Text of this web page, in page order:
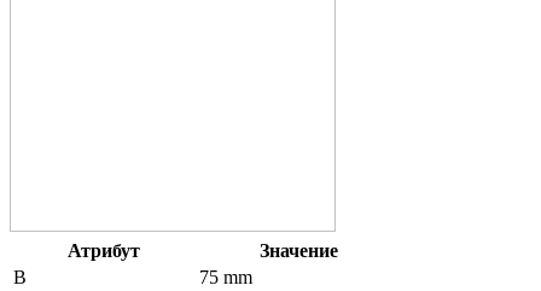
Атрибут
Значение
B
75 mm